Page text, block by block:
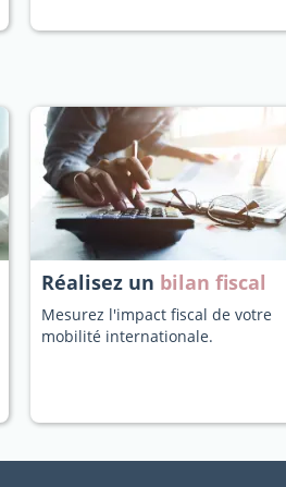
Réalisez un bilan fiscal
Mesurez l'impact fiscal de votre
mobilité internationale.